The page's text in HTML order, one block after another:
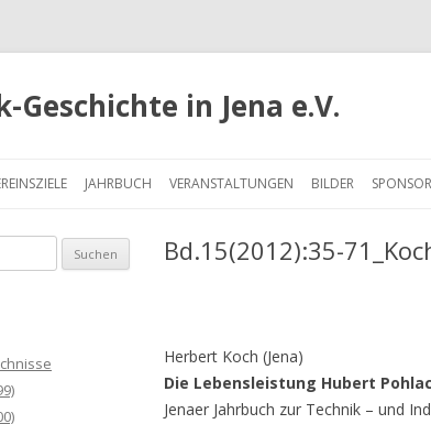
Geschichte in Jena e.V.
JAHRBUCH VERANSTALTUNGEN BILDER
Bd.15(2012):35-
Herbert Koch (Jena)
Die Lebensleistung Hubert
Jenaer Jahrbuch zur Technik – und